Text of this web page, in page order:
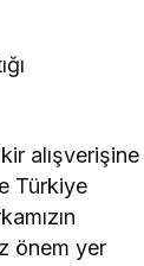
alışverişine
Türkiye
önem yer